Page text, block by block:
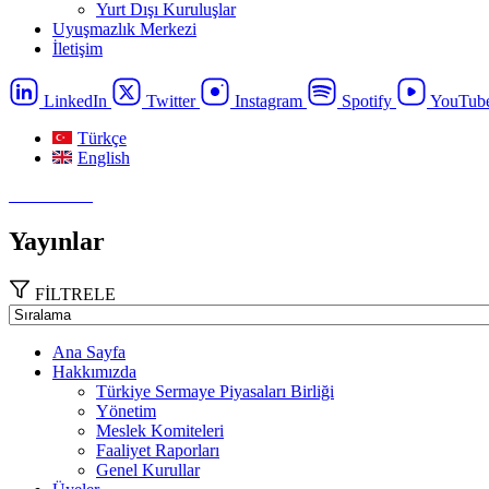
Yurt Dışı Kuruluşlar
Uyuşmazlık Merkezi
İletişim
LinkedIn Twitter Instagram Spotify
Türkçe
English
Yayınlar
FİLTRELE
Ana Sayfa
Hakkımızda
Türkiye Sermaye Piyasaları Birliği
Yönetim
Meslek Komiteleri
Faaliyet Raporları
Genel Kurullar